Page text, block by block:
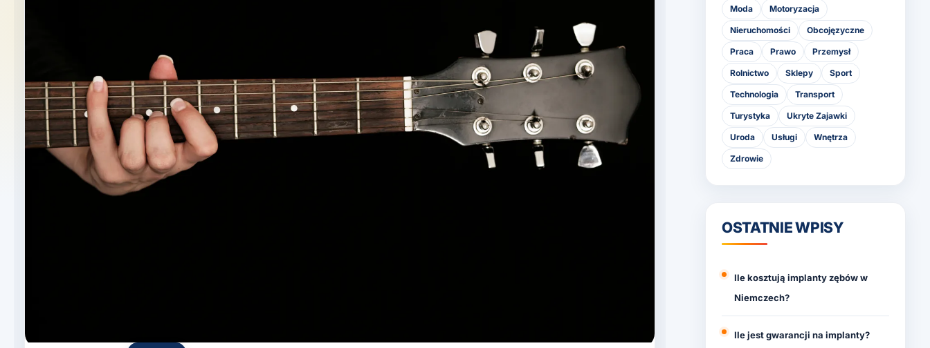
Moda Motoryzacja
Nieruchomości Obcojęzyczne
Praca Prawo Przemysł
Rolnictwo Sklepy Sport
Technologia Transport
Turystyka Ukryte Zajawki
Uroda Usługi Wnętrza
Zdrowie
OSTATNIE WPISY
Ile kosztują implanty zębów w
Niemczech?
Ile jest gwarancji na implanty?